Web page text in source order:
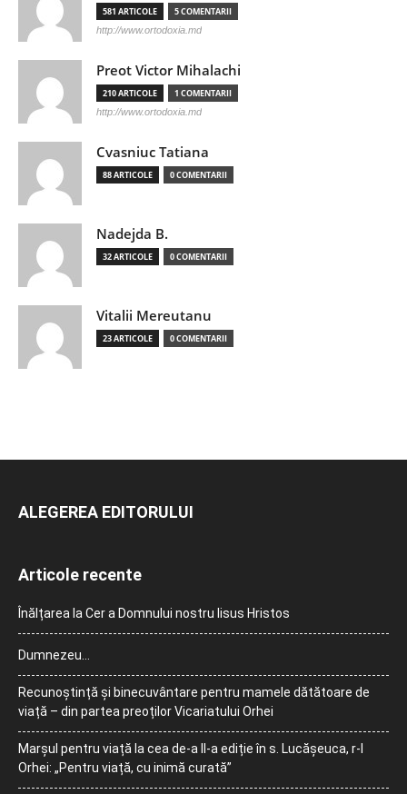
581 ARTICOLE 5 COMENTARII
http://www.ortodoxia.md
Preot Victor Mihalachi
210 ARTICOLE 1 COMENTARII
http://www.ortodoxia.md
Cvasniuc Tatiana
88 ARTICOLE 0 COMENTARII
Nadejda B.
32 ARTICOLE 0 COMENTARII
Vitalii Mereutanu
23 ARTICOLE 0 COMENTARII
ALEGEREA EDITORULUI
Articole recente
Înălțarea la Cer a Domnului nostru Iisus Hristos
Dumnezeu…
Recunoștință și binecuvântare pentru mamele dătătoare de
viață – din partea preoților Vicariatului Orhei
Marșul pentru viață la cea de-a II-a ediție în s. Lucășeuca, r-l
Orhei: „Pentru viață, cu inimă curată”